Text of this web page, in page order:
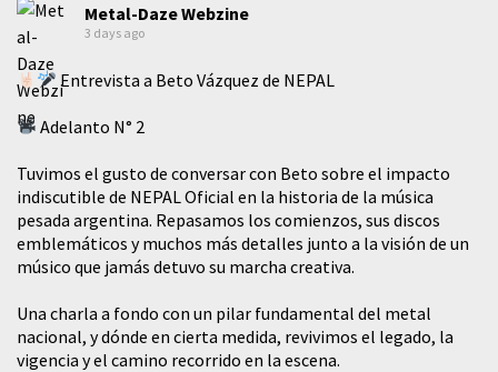
Metal-Daze Webzine
3 days ago
Entrevista a Beto Vázquez de NEPAL
Adelanto N° 2
Tuvimos el gusto de conversar con Beto sobre el impacto
indiscutible de NEPAL Oficial en la historia de la música
pesada argentina. Repasamos los comienzos, sus discos
emblemáticos y muchos más detalles junto a la visión de un
músico que jamás detuvo su marcha creativa.
​Una charla a fondo con un pilar fundamental del metal
nacional, y dónde en cierta medida, revivimos el legado, la
vigencia y el camino recorrido en la escena.